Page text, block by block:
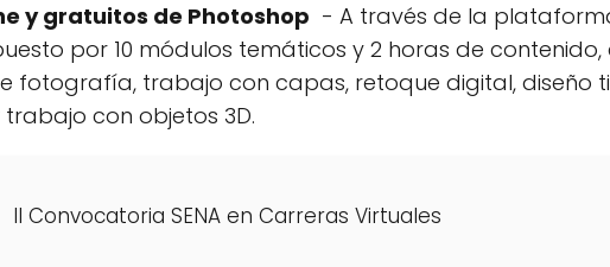
y gratuitos de Photoshop - A través de la
por 10 módulos temáticos y 2 horas de
fotografía, trabajo con capas, retoque digital, diseño
con objetos 3D.
II Convocatoria SENA en Carreras Virtuales